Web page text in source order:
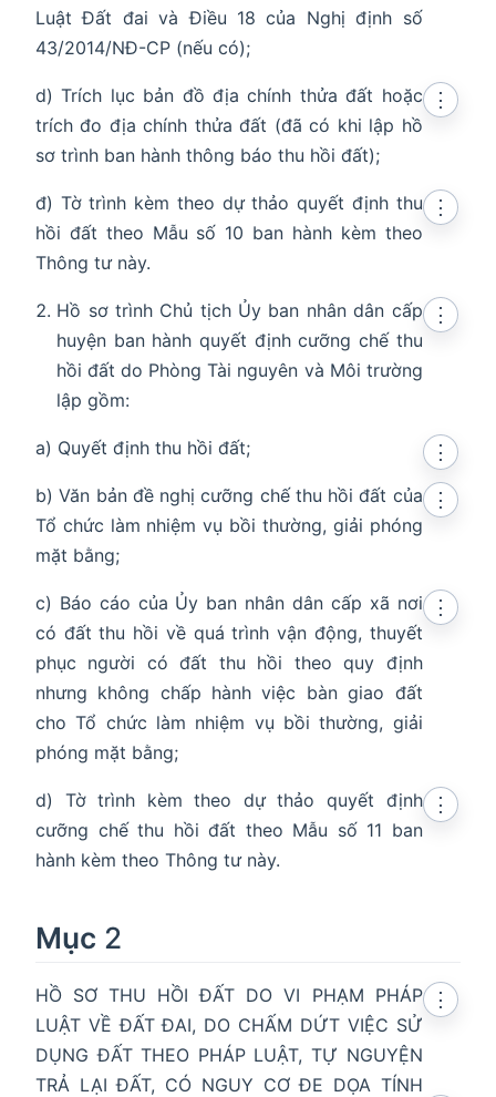
Luật Đất đai và Điều 18 của Nghị định số
43/2014/NĐ-CP (nếu có);
d) Trích lục bản đồ địa chính thửa đất hoặc
trích đo địa chính thửa đất (đã có khi lập hồ
sơ trình ban hành thông báo thu hồi đất);
⋮
đ) Tờ trình kèm theo dự thảo quyết định thu
hồi đất theo Mẫu số 10 ban hành kèm theo
Thông tư này.
⋮
Hồ sơ trình Chủ tịch Ủy ban nhân dân cấp
huyện ban hành quyết định cưỡng chế thu
hồi đất do Phòng Tài nguyên và Môi trường
lập gồm:
⋮
a) Quyết định thu hồi đất;
⋮
b) Văn bản đề nghị cưỡng chế thu hồi đất của
Tổ chức làm nhiệm vụ bồi thường, giải phóng
mặt bằng;
⋮
c) Báo cáo của Ủy ban nhân dân cấp xã nơi
có đất thu hồi về quá trình vận động, thuyết
phục người có đất thu hồi theo quy định
nhưng không chấp hành việc bàn giao đất
cho Tổ chức làm nhiệm vụ bồi thường, giải
phóng mặt bằng;
⋮
d) Tờ trình kèm theo dự thảo quyết định
cưỡng chế thu hồi đất theo Mẫu số 11 ban
hành kèm theo Thông tư này.
⋮
Mục 2
HỒ SƠ THU HỒI ĐẤT DO VI PHẠM PHÁP
LUẬT VỀ ĐẤT ĐAI, DO CHẤM DỨT VIỆC SỬ
DỤNG ĐẤT THEO PHÁP LUẬT, TỰ NGUYỆN
TRẢ LẠI ĐẤT, CÓ NGUY CƠ ĐE DỌA TÍNH
⋮